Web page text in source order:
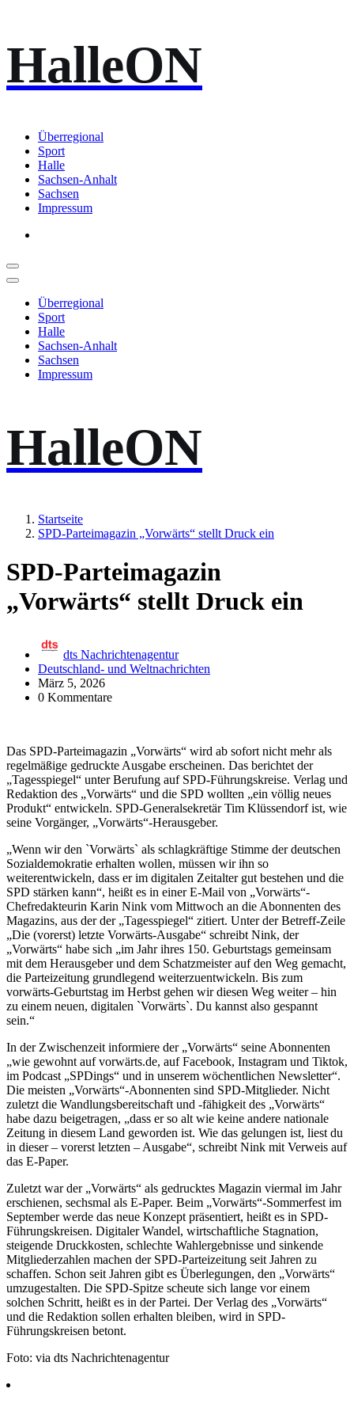
Inhalt
springen
HalleON
Überregional
Sport
Halle
Sachsen-Anhalt
Sachsen
Impressum
Überregional
Sport
Halle
Sachsen-Anhalt
Sachsen
Impressum
HalleON
Startseite
SPD-Parteimagazin „Vorwärts“ stellt Druck ein
SPD-Parteimagazin
„Vorwärts“ stellt Druck ein
dts Nachrichtenagentur
Deutschland- und Weltnachrichten
März 5, 2026
0 Kommentare
Das SPD-Parteimagazin „Vorwärts“ wird ab sofort nicht mehr als
regelmäßige gedruckte Ausgabe erscheinen. Das berichtet der
„Tagesspiegel“ unter Berufung auf SPD-Führungskreise. Verlag und
Redaktion des „Vorwärts“ und die SPD wollten „ein völlig neues
Produkt“ entwickeln. SPD-Generalsekretär Tim Klüssendorf ist, wie
seine Vorgänger, „Vorwärts“-Herausgeber.
„Wenn wir den `Vorwärts` als schlagkräftige Stimme der deutschen
Sozialdemokratie erhalten wollen, müssen wir ihn so
weiterentwickeln, dass er im digitalen Zeitalter gut bestehen und die
SPD stärken kann“, heißt es in einer E-Mail von „Vorwärts“-
Chefredakteurin Karin Nink vom Mittwoch an die Abonnenten des
Magazins, aus der der „Tagesspiegel“ zitiert. Unter der Betreff-Zeile
„Die (vorerst) letzte Vorwärts-Ausgabe“ schreibt Nink, der
„Vorwärts“ habe sich „im Jahr ihres 150. Geburtstags gemeinsam
mit dem Herausgeber und dem Schatzmeister auf den Weg gemacht,
die Parteizeitung grundlegend weiterzuentwickeln. Bis zum
vorwärts-Geburtstag im Herbst gehen wir diesen Weg weiter – hin
zu einem neuen, digitalen `Vorwärts`. Du kannst also gespannt
sein.“
In der Zwischenzeit informiere der „Vorwärts“ seine Abonnenten
„wie gewohnt auf vorwärts.de, auf Facebook, Instagram und Tiktok,
im Podcast „SPDings“ und in unserem wöchentlichen Newsletter“.
Die meisten „Vorwärts“-Abonnenten sind SPD-Mitglieder. Nicht
zuletzt die Wandlungsbereitschaft und -fähigkeit des „Vorwärts“
habe dazu beigetragen, „dass er so alt wie keine andere nationale
Zeitung in diesem Land geworden ist. Wie das gelungen ist, liest du
in dieser – vorerst letzten – Ausgabe“, schreibt Nink mit Verweis auf
das E-Paper.
Zuletzt war der „Vorwärts“ als gedrucktes Magazin viermal im Jahr
erschienen, sechsmal als E-Paper. Beim „Vorwärts“-Sommerfest im
September werde das neue Konzept präsentiert, heißt es in SPD-
Führungskreisen. Digitaler Wandel, wirtschaftliche Stagnation,
steigende Druckkosten, schlechte Wahlergebnisse und sinkende
Mitgliederzahlen machen der SPD-Parteizeitung seit Jahren zu
schaffen. Schon seit Jahren gibt es Überlegungen, den „Vorwärts“
umzugestalten. Die SPD-Spitze scheute sich lange vor einem
solchen Schritt, heißt es in der Partei. Der Verlag des „Vorwärts“
und die Redaktion sollen erhalten bleiben, wird in SPD-
Führungskreisen betont.
Foto: via dts Nachrichtenagentur